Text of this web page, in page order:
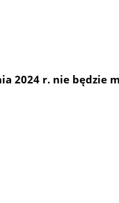
2024 r. nie będzie